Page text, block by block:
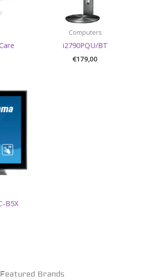
Computers
i2790PQU/BT
€179,00
B5X
Featured Brands